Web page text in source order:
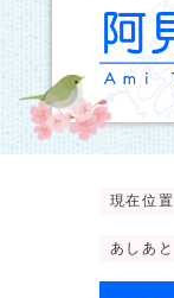
現在位置
あしあと